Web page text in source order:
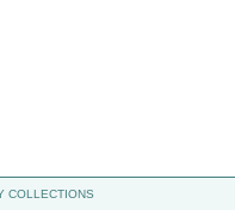
COLLECTIONS